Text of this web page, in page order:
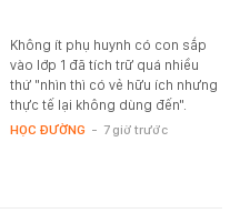
Không ít phụ huynh có con sắp
vào lớp 1 đã tích trữ quá nhiều
thứ "nhìn thì có vẻ hữu ích nhưng
thực tế lại không dùng đến".
HỌC ĐƯỜNG - 7 giờ trước